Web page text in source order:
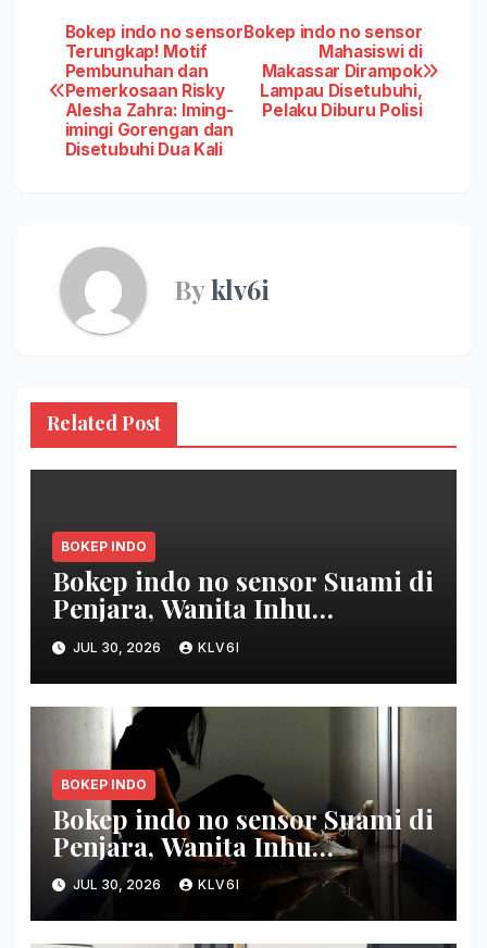
Post
navigation
Bokep indo no sensor
Mahasiswi di
Makassar Dirampok
Lampau Disetubuhi,
Pelaku Diburu Polisi
Bokep indo no sensor
Terungkap! Motif
Pembunuhan dan
Pemerkosaan Risky
Alesha Zahra: Iming-
imingi Gorengan dan
Disetubuhi Dua Kali
Byklv6i
Related Post
BOKEP INDO
Bokep indo no sensor Suami di
Penjara, Wanita Inhu
Disetubuhi Dukun berdua
Modus Nikah Batin
JUL 30, 2026 KLV6I
BOKEP INDO
Bokep indo no sensor Suami di
Penjara, Wanita Inhu
Disetubuhi Dukun
berbarengan Modus Nikah
Batin
JUL 30, 2026 KLV6I